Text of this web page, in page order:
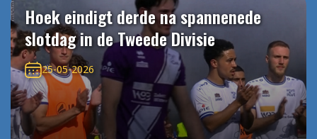
Hoek eindigt derde na spannenede
slotdag in de Tweede Divisie
25-05-2026